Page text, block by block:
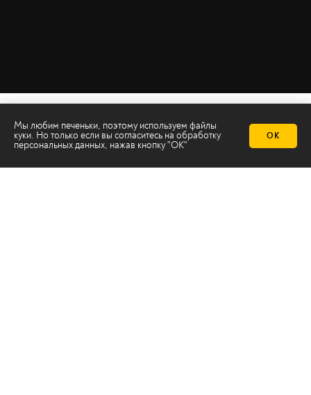
Мы любим печеньки, поэтому используем файлы
куки. Но только если вы согласитесь на обработку
персональных данных, нажав кнопку "ОК"
ОК